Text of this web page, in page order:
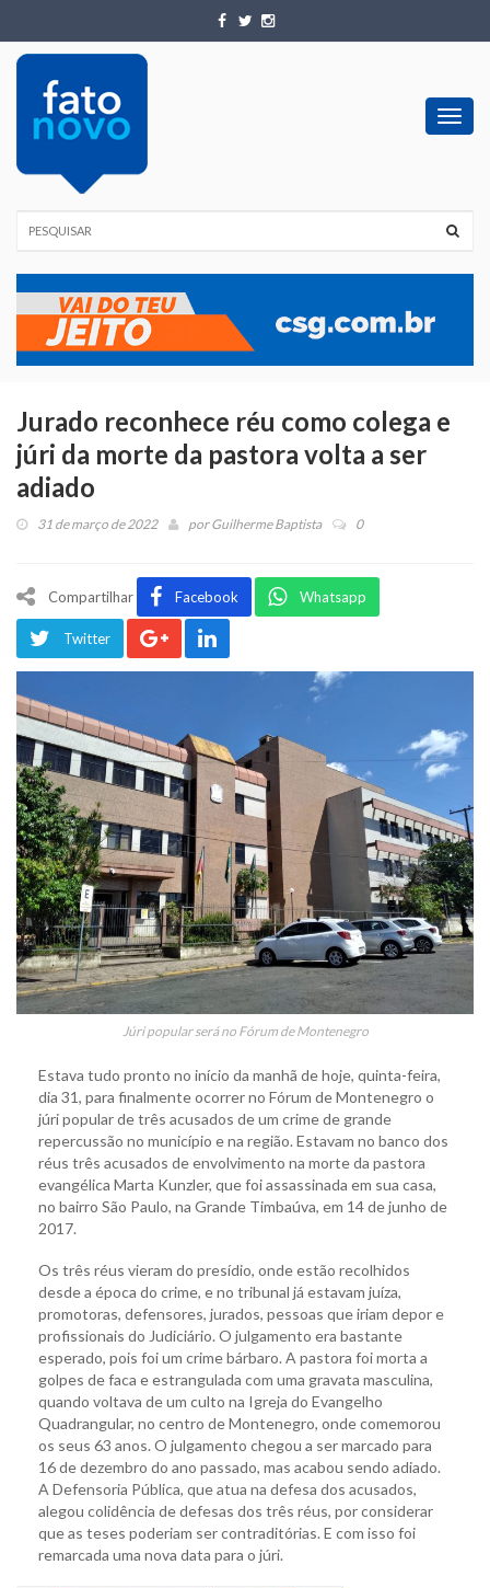
Jurado reconhece réu como colega e
júri da morte da pastora volta a ser
adiado
31 de março de 2022 porGuilherme Baptista 0
Compartilhar Facebook Whatsapp
Twitter
Júri popular será no Fórum de Montenegro
Estava tudo pronto no início da manhã de hoje, quinta-feira,
dia 31, para finalmente ocorrer no Fórum de Montenegro o
júri popular de três acusados de um crime de grande
repercussão no município e na região. Estavam no banco dos
réus três acusados de envolvimento na morte da pastora
evangélica Marta Kunzler, que foi assassinada em sua casa,
no bairro São Paulo, na Grande Timbaúva, em 14 de junho de
2017.
Os três réus vieram do presídio, onde estão recolhidos
desde a época do crime, e no tribunal já estavam juíza,
promotoras, defensores, jurados, pessoas que iriam depor e
profissionais do Judiciário. O julgamento era bastante
esperado, pois foi um crime bárbaro. A pastora foi morta a
golpes de faca e estrangulada com uma gravata masculina,
quando voltava de um culto na Igreja do Evangelho
Quadrangular, no centro de Montenegro, onde comemorou
os seus 63 anos. O julgamento chegou a ser marcado para
16 de dezembro do ano passado, mas acabou sendo adiado.
A Defensoria Pública, que atua na defesa dos acusados,
alegou colidência de defesas dos três réus, por considerar
que as teses poderiam ser contraditórias. E com isso foi
remarcada uma nova data para o júri.